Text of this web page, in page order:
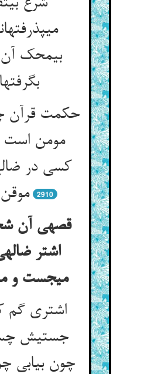
بی‏محک آن
حکمت قرآن
مومن
کسی در
2910
قصه‏ی آن
اشتر
می‏جست و
اشتری گم
جستیش
چون بیابی